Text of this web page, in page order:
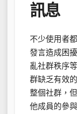
訊息
不少使用者
發言造成困
亂社群秩序
群缺乏有效
整個社群，
他成員的參